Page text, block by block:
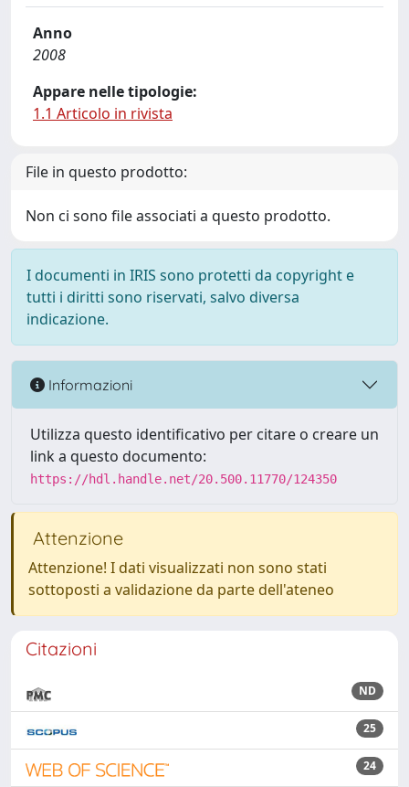
Anno
2008
Appare nelle tipologie:
1.1 Articolo in rivista
File in questo prodotto:
Non ci sono file associati a questo prodotto.
I documenti in IRIS sono protetti da copyright e
tutti i diritti sono riservati, salvo diversa
indicazione.
Informazioni
Utilizza questo identificativo per citare o creare un
link a questo documento:
https://hdl.handle.net/20.500.11770/124350
Attenzione
Attenzione! I dati visualizzati non sono stati
sottoposti a validazione da parte dell'ateneo
Citazioni
ND
25
24